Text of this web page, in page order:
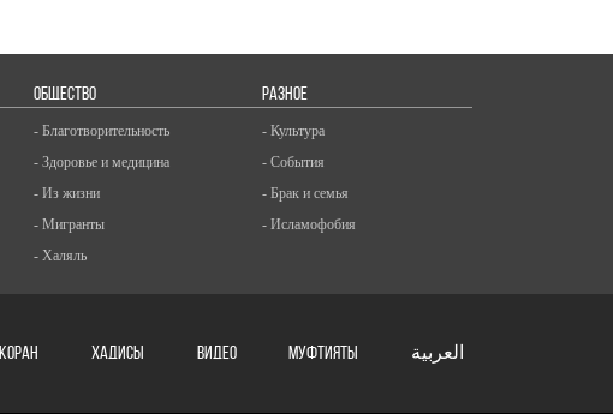
ОБЩЕСТВО
- Благотворительность
- Здоровье и медицина
- Из жизни
- Мигранты
- Халяль
РАЗНОЕ
- Культура
- События
- Брак и семья
- Исламофобия
КОРАН ХАДИСЫ ВИДЕО Муфтияты العربية